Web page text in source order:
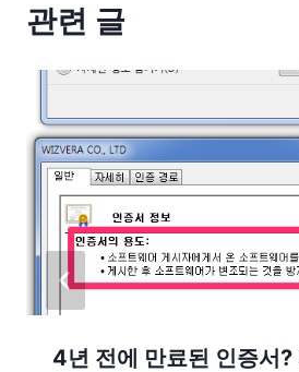
관련 글
4년 전에 만료된 인증서?